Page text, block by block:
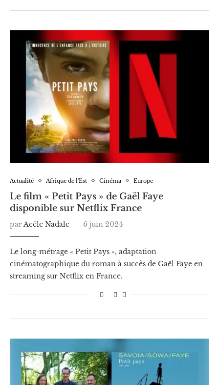
Actualité Afrique de l'Est Cinéma Europe
Le film « Petit Pays » de Gaël Faye
disponible sur Netflix France
parAcèle Nadale 6 juin 2024
Le long-métrage « Petit Pays », adaptation
cinématographique du roman à succès de Gaël Faye en
streaming sur Netflix en France.